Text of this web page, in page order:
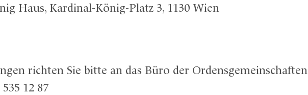
Haus, Kardinal-König-Platz 3, 1130 Wien
richten Sie bitte an das Büro der Ordensgemeinschaften
12 87